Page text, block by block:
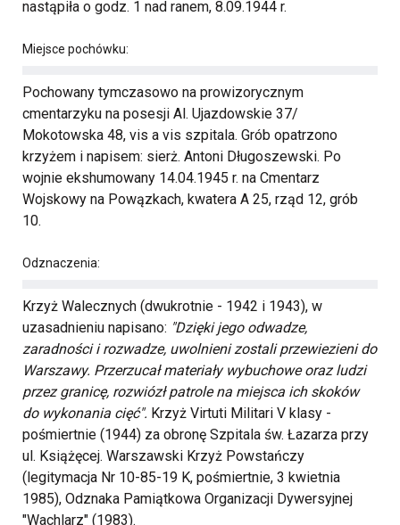
nastąpiła o godz. 1 nad ranem, 8.09.1944 r.
Miejsce pochówku:
Pochowany tymczasowo na prowizorycznym
cmentarzyku na posesji Al. Ujazdowskie 37/
Mokotowska 48, vis a vis szpitala. Grób opatrzono
krzyżem i napisem: sierż. Antoni Długoszewski. Po
wojnie ekshumowany 14.04.1945 r. na Cmentarz
Wojskowy na Powązkach, kwatera A 25, rząd 12, grób
10.
Odznaczenia:
Krzyż Walecznych (dwukrotnie - 1942 i 1943), w
uzasadnieniu napisano: "Dzięki jego odwadze,
zaradności i rozwadze, uwolnieni zostali przewiezieni do
Warszawy. Przerzucał materiały wybuchowe oraz ludzi
przez granicę, rozwiózł patrole na miejsca ich skoków
do wykonania cięć". Krzyż Virtuti Militari V klasy -
pośmiertnie (1944) za obronę Szpitala św. Łazarza przy
ul. Książęcej. Warszawski Krzyż Powstańczy
(legitymacja Nr 10-85-19 K, pośmiertnie, 3 kwietnia
1985), Odznaka Pamiątkowa Organizacji Dywersyjnej
"Wachlarz" (1983).